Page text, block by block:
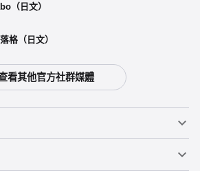
日~至 (JST)2025年02月19日
購3個
（日文）
格（日文）
看其他官方社群媒體